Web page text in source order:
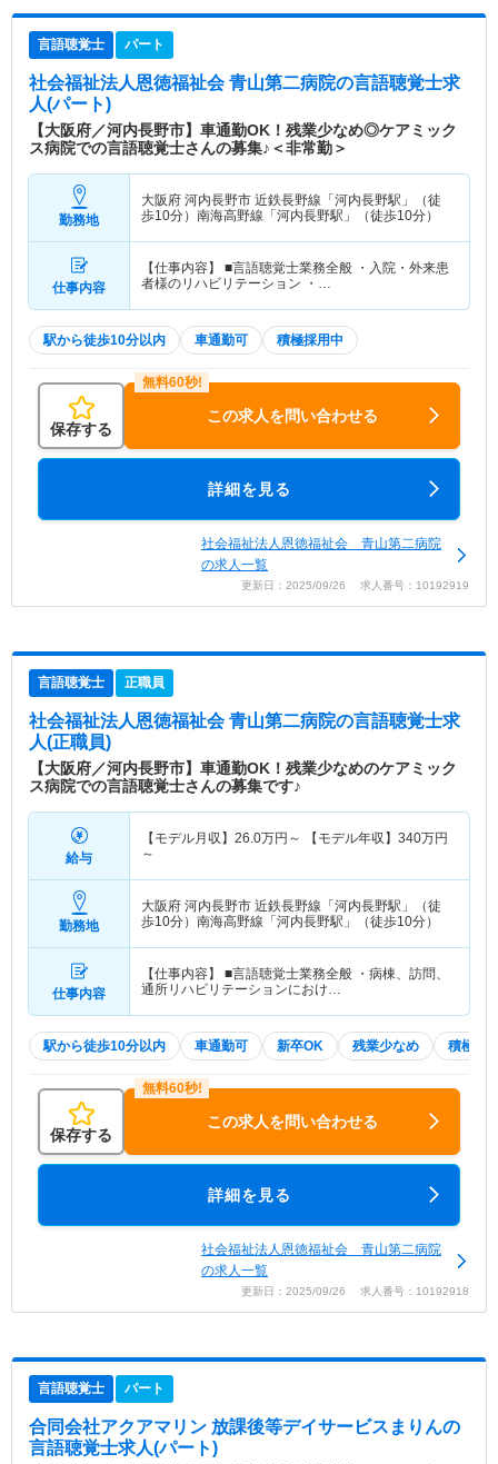
言語聴覚士 パート
社会福祉法人恩徳福祉会 青山第二病院の言語聴覚士求
人(パート)
【大阪府／河内長野市】車通勤OK！残業少なめ◎ケアミック
ス病院での言語聴覚士さんの募集♪＜非常勤＞
勤務地
大阪府 河内長野市 近鉄長野線「河内長野駅」（徒
歩10分）南海高野線「河内長野駅」（徒歩10分）
仕事内容
【仕事内容】 ■言語聴覚士業務全般 ・入院・外来患
者様のリハビリテーション ・…
駅から徒歩10分以内 車通勤可 積極採用中
保存する
この求人を問い合わせる
詳細を見る
社会福祉法人恩徳福祉会 青山第二病院
の求人一覧
更新日：2025/09/26 求人番号：10192919
言語聴覚士 正職員
社会福祉法人恩徳福祉会 青山第二病院の言語聴覚士求
人(正職員)
【大阪府／河内長野市】車通勤OK！残業少なめのケアミック
ス病院での言語聴覚士さんの募集です♪
給与
【モデル月収】 26.0万円～ 【モデル年収】 340万円
～
勤務地
大阪府 河内長野市 近鉄長野線「河内長野駅」（徒
歩10分）南海高野線「河内長野駅」（徒歩10分）
仕事内容
【仕事内容】 ■言語聴覚士業務全般 ・病棟、訪問、
通所リハビリテーションにおけ…
駅から徒歩10分以内 車通勤可 新卒OK 残業少なめ 積極採
保存する
この求人を問い合わせる
詳細を見る
社会福祉法人恩徳福祉会 青山第二病院
の求人一覧
更新日：2025/09/26 求人番号：10192918
言語聴覚士 パート
合同会社アクアマリン 放課後等デイサービスまりんの
言語聴覚士求人(パート)